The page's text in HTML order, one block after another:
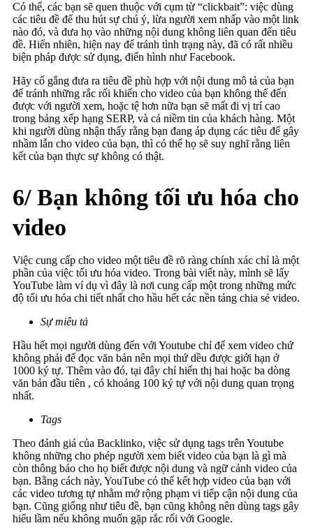
Có thể, các bạn sẽ quen thuộc với cụm từ “clickbait”: việc dùng
các tiêu đề để thu hút sự chú ý, lừa người xem nhấp vào một link
nào đó, và đưa họ vào những nội dung không liên quan đến tiêu
đề. Hiển nhiên, hiện nay để tránh tình trạng này, đã có rất nhiều
biện pháp được sử dụng, điển hình như Facebook.
Hãy cố gắng đưa ra tiêu đề phù hợp với nội dung mô tả của bạn
để tránh những rắc rối khiến cho video của bạn không thể đến
được với người xem, hoặc tệ hơn nữa bạn sẽ mất đi vị trí cao
trong bảng xếp hạng SERP, và cả niềm tin của khách hàng. Một
khi người dùng nhận thấy rằng bạn đang áp dụng các tiêu để gây
nhầm lẫn cho video của bạn, thì có thể họ sẽ suy nghĩ rằng liên
kết của bạn thực sự không có thật.
6/ Bạn không tối ưu hóa cho
video
Việc cung cấp cho video một tiêu đề rõ ràng chính xác chỉ là một
phần của việc tối ưu hóa video. Trong bài viết này, mình sẽ lấy
YouTube làm ví dụ vì đây là nơi cung cấp một trong những mức
độ tối ưu hóa chi tiết nhất cho hầu hết các nền tảng chia sẻ video.
Sự miêu tả
Hầu hết mọi người dùng đến với Youtube chỉ để xem video chứ
không phải để đọc văn bản nên mọi thứ dều được giới hạn ở
1000 ký tự. Thêm vào đó, tại đây chỉ hiển thị hai hoặc ba dòng
văn bản đầu tiên , có khoảng 100 ký tự với nội dung quan trọng
nhất.
Tags
Theo đánh giá của Backlinko, việc sử dụng tags trên Youtube
không những cho phép người xem biết video của bạn là gì mà
còn thông báo cho họ biết được nội dung và ngữ cảnh video của
bạn. Bằng cách này, YouTube có thể kết hợp video của bạn với
các video tương tự nhằm mở rộng phạm vi tiếp cận nội dung của
bạn. Cũng giống như tiêu đề, bạn cũng không nên dùng tags gây
hiểu lầm nếu không muốn gặp rắc rối với Google.